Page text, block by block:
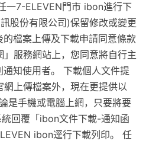
一7-ELEVEN門市 ibon進行下
股份有限公司)保留修改或變更
檔案上傳及下載申請同意條款
服務網站上，您同意將自行主
知使用者。 下載個人文件提
上傳檔案外，現在更提供以
是手機或電腦上網，只要將要
回覆「ibon文件下載-通知函
ibon逕行下載列印。 任